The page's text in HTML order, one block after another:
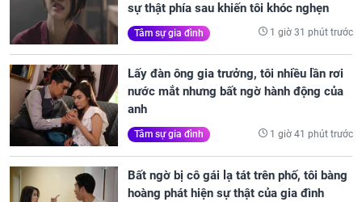
sự thật phía sau khiến tôi khóc nghẹn
Tâm sự gia đình 1 giờ 31 phút trước
Lấy đàn ông gia trưởng, tôi nhiều lần rơi
nước mắt nhưng bất ngờ hành động của
anh
Tâm sự gia đình 1 giờ 41 phút trước
Bất ngờ bị cô gái lạ tát trên phố, tôi bàng
hoàng phát hiện sự thật của gia đình